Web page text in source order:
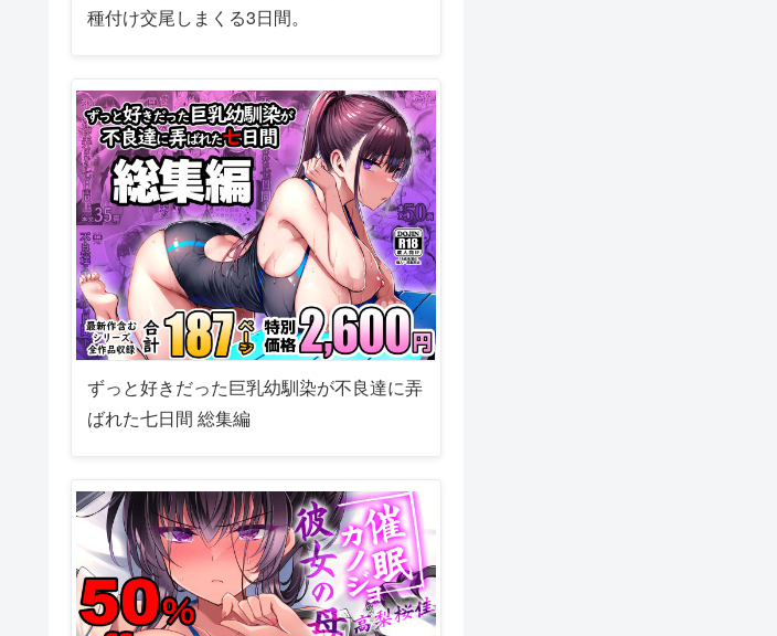
種付け交尾しまくる3日間。
ずっと好きだった巨乳幼馴染が不良達に弄
ばれた七日間 総集編